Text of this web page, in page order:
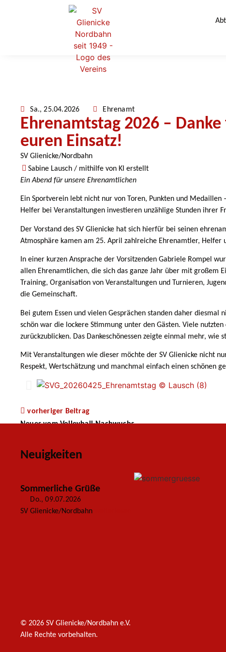
Sa., 25.04.2026 Ehrenamt
Ehrenamtstag 2026 –
euren Einsatz!
SV Glienicke/Nordbahn
Sabine Lausch / mithilfe von KI erstellt
Ein Abend für unsere Ehrenamtlichen
Ein Sportverein lebt nicht nur von Toren, Punkten und
Helfer bei Veranstaltungen investieren unzählige Stunden ihrer
Der Vorstand des SV Glienicke hat sich hierfür bei seinen
Atmosphäre kamen am 25. April zahlreiche Ehrenamtler, Helfer
In einer kurzen Ansprache der Vorsitzenden Gabriele Rompel
allen Ehrenamtlichen, die sich das ganze Jahr über mit großem
Training, Organisation von Veranstaltungen und Turnieren,
die Gemeinschaft.
Bei gutem Essen und vielen Gesprächen standen daher
schön war die lockere Stimmung unter den Gästen. Viele
zurückzublicken. Das Dankeschönessen zeigte einmal mehr, wie
Mit Veranstaltungen wie dieser möchte der SV Glienicke nicht
Respekt, Wertschätzung und manchmal einfach einen schönen
vorheriger Beitrag
Neues vom Volleyball-Nachwuchs
Neuigkeiten
Sommerliche Grüße
Do., 09.07.2026
SV Glienicke/Nordbahn
© 2026 SV Glienicke/Nordbahn e.V.
Alle Rechte vorbehalten.